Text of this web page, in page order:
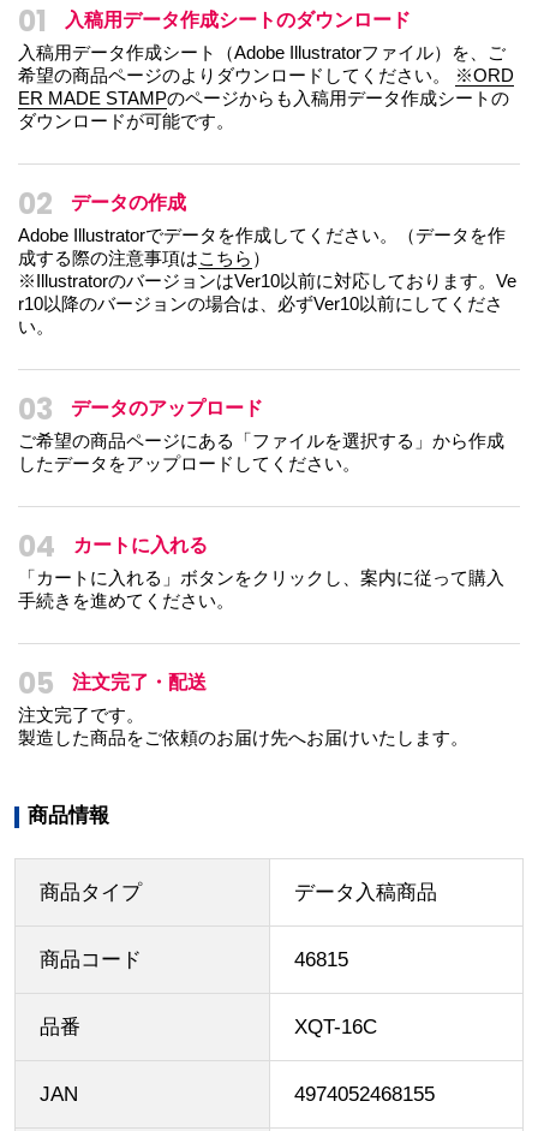
01
入稿用データ作成シートのダウンロード
入稿用データ作成シート（Adobe Illustratorファイル）を、ご
希望の商品ページのよりダウンロードしてください。
※ORD
ER MADE STAMPのページからも入稿用データ作成シートの
ダウンロードが可能です。
02
データの作成
Adobe Illustratorでデータを作成してください。（データを作
成する際の注意事項はこちら ）
※IllustratorのバージョンはVer10以前に対応しております。Ve
r10以降のバージョンの場合は、必ずVer10以前にしてくださ
い。
03
データのアップロード
ご希望の商品ページにある「ファイルを選択する」から作成
したデータをアップロードしてください。
04
カートに入れる
「カートに入れる」ボタンをクリックし、案内に従って購入
手続きを進めてください。
05
注文完了・配送
注文完了です。
製造した商品をご依頼のお届け先へお届けいたします。
商品情報
商品タイプ データ入稿商品
商品コード 46815
品番 XQT-16C
JAN 4974052468155